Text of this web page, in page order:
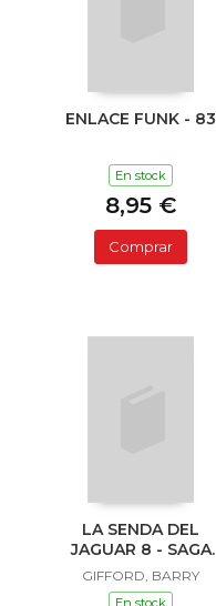
ENLACE FUNK - 83
En stock
8,95 €
Comprar
LA SENDA DEL
JAGUAR 8 - SAGA
SAILOR Y LULA
GIFFORD, BARRY
En stock